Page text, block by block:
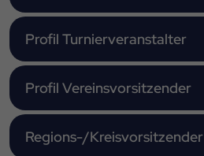
Profil Turnierveranstalter
Profil Vereinsvorsitzender
Regions-/Kreisvorsitzender